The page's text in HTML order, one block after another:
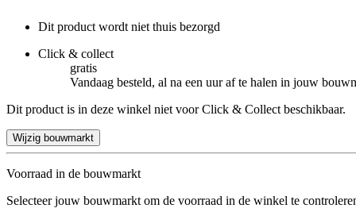
Dit product wordt niet thuis bezorgd
Click & collect
gratis
Vandaag besteld, al na een uur af te halen in jouw
Dit product is in deze winkel niet voor Click & Collect beschikbaar.
Wijzig bouwmarkt
Voorraad in de bouwmarkt
Selecteer jouw bouwmarkt om de voorraad in de winkel te